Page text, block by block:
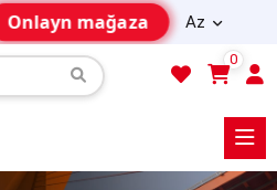
Onlayn mağaza Az
0